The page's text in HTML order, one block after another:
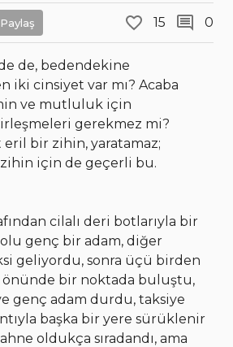
Paylaş 15 0
de, bedendekine
iki cinsiyet var mı? Acaba
ve mutluluk için
gerekmez mi?
eril bir zihin, yaratamaz;
için de geçerli bu.
cilalı deri botlarıyla bir
genç bir adam, diğer
geliyordu, sonra üçü birden
bir noktada buluştu,
genç adam durdu, taksiye
başka bir yere sürüklenir
oldukça sıradandı, ama